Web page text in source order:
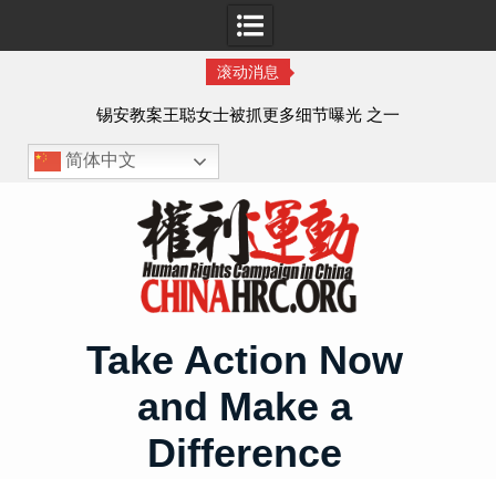
滚动消息
锡安教案王聪女士被抓更多细节曝光 之一
简体中文
Take Action Now
and Make a
Difference